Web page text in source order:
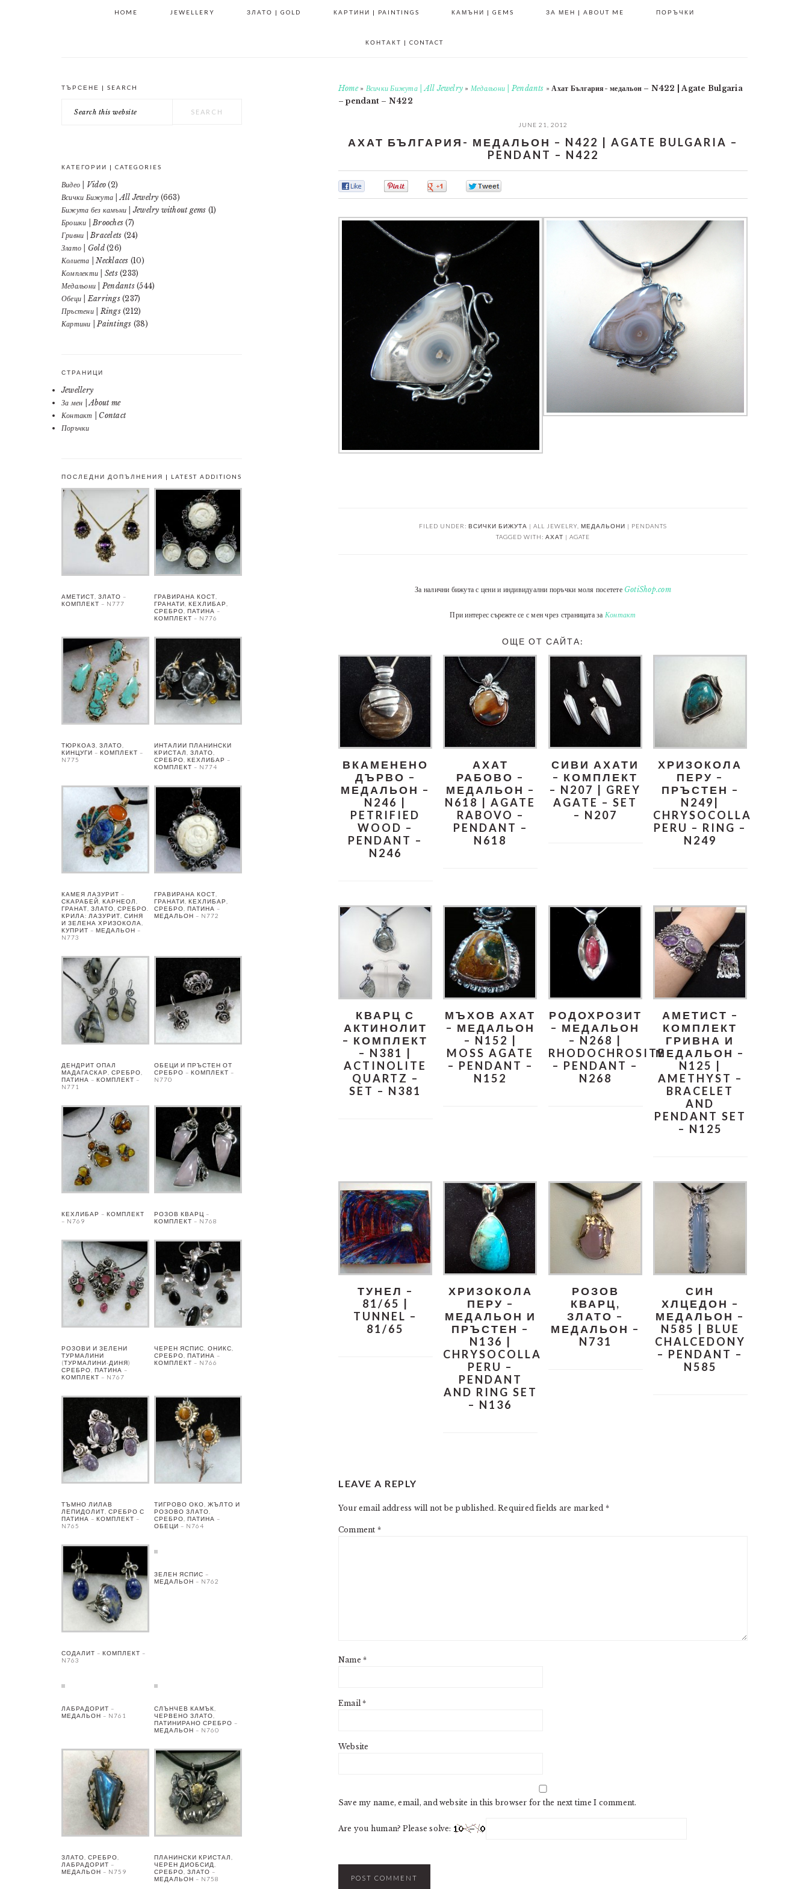
HOME JEWELLERY ЗЛАТО | GOLD КАРТИНИ | PAINTINGS КАМЪНИ | GEMS ЗА МЕН | ABOUT ME ПОРЪЧКИ
КОНТАКТ | CONTACT
Home» Всички Бижута | All Jewelry » Медальони | Pendants »Ахат България- медальон – N422 | Agate Bulgaria
– pendant – N422
JUNE 21, 2012
АХАТ БЪЛГАРИЯ- МЕДАЛЬОН – N422 | AGATE BULGARIA –
PENDANT – N422
FILED UNDER: ВСИЧКИ БИЖУТА | ALL JEWELRY МЕДАЛЬОНИ | PENDANTS
TAGGED WITH: АХАТ | AGATE
За налични бижута с цени и индивидуални поръчки моля посетете GotiShop.com
При интерес сърежте се с мен чрез страницата за Контакт
ОЩЕ ОТ САЙТА:
ВКАМЕНЕНО
ДЪРВО –
МЕДАЛЬОН –
N246 |
PETRIFIED
WOOD –
PENDANT –
N246
АХАТ
РАБОВО –
МЕДАЛЬОН –
N618 | AGATE
RABOVO –
PENDANT –
N618
СИВИ АХАТИ
– КОМПЛЕКТ
– N207 | GREY
AGATE – SET
– N207
ХРИЗОКОЛА
ПЕРУ –
ПРЪСТЕН –
N249|
CHRYSOCOLLA
PERU – RING –
N249
КВАРЦ С
АКТИНОЛИТ
– КОМПЛЕКТ
– N381 |
ACTINOLITE
QUARTZ –
SET – N381
МЪХОВ АХАТ
– МЕДАЛЬОН
– N152 |
MOSS AGATE
– PENDANT –
N152
РОДОХРОЗИТ
– МЕДАЛЬОН
– N268 |
RHODOCHROSITE
– PENDANT –
N268
АМЕТИСТ –
КОМПЛЕКТ
ГРИВНА И
МЕДАЛЬОН –
N125 |
AMETHYST –
BRACELET
AND
PENDANT SET
– N125
ТУНЕЛ –
81/65 |
TUNNEL –
81/65
ХРИЗОКОЛА
ПЕРУ –
МЕДАЛЬОН И
ПРЪСТЕН –
N136 |
CHRYSOCOLLA
PERU –
PENDANT
AND RING SET
– N136
РОЗОВ
КВАРЦ,
ЗЛАТО –
МЕДАЛЬОН –
N731
СИН
ХЛЦЕДОН –
МЕДАЛЬОН –
N585 | BLUE
CHALCEDONY
– PENDANT –
N585
INTERACTIONS
LEAVE A REPLY
Your email address will not be published. Required fields are marked *
Comment *
Name*
Email*
Website
Save my name, email, and website in this browser for the next time I comment.
Are you human? Please solve:
PRIMARY
SIDEBAR
ТЪРСЕНЕ | SEARCH
this
КАТЕГОРИИ | CATEGORIES
Видео | Video (2)
Всички Бижута | All Jewelry (663)
Бижута без камъни | Jewelry without gems (1)
Брошки | Brooches (7)
Гривни | Bracelets (24)
Злато | Gold(26)
Колиета | Necklaces (10)
Комплекти | Sets(233)
Медальони | Pendants(544)
Обеци | Earrings(237)
Пръстени | Rings(212)
Картини | Paintings (38)
СТРАНИЦИ
Jewellery
За мен | About me
Контакт | Contact
Поръчки
ПОСЛЕДНИ ДОПЪЛНЕНИЯ | LATEST ADDITIONS
АМЕТИСТ, ЗЛАТО –
КОМПЛЕКТ – N777
ГРАВИРАНА КОСТ,
ГРАНАТИ, КЕХЛИБАР,
СРЕБРО, ПАТИНА –
КОМПЛЕКТ – N776
ТЮРКОАЗ, ЗЛАТО,
КИНЦУГИ – КОМПЛЕКТ –
N775
ИНТАЛИИ ПЛАНИНСКИ
КРИСТАЛ, ЗЛАТО,
СРЕБРО, КЕХЛИБАР –
КОМПЛЕКТ – N774
КАМЕЯ ЛАЗУРИТ –
СКАРАБЕЙ, КАРНЕОЛ,
ГРАНАТ, ЗЛАТО, СРЕБРО.
КРИЛА: ЛАЗУРИТ, СИНЯ
И ЗЕЛЕНА ХРИЗОКОЛА,
КУПРИТ – МЕДАЛЬОН –
N773
ГРАВИРАНА КОСТ,
ГРАНАТИ, КЕХЛИБАР,
СРЕБРО, ПАТИНА –
МЕДАЛЬОН – N772
ДЕНДРИТ ОПАЛ
МАДАГАСКАР, СРЕБРО,
ПАТИНА – КОМПЛЕКТ –
N771
ОБЕЦИ И ПРЪСТЕН ОТ
СРЕБРО – КОМПЛЕКТ –
N770
КЕХЛИБАР – КОМПЛЕКТ
– N769
РОЗОВ КВАРЦ –
КОМПЛЕКТ – N768
РОЗОВИ И ЗЕЛЕНИ
ТУРМАЛИНИ
(ТУРМАЛИНИ-ДИНЯ)
СРЕБРО, ПАТИНА –
КОМПЛЕКТ – N767
ЧЕРЕН ЯСПИС, ОНИКС,
СРЕБРО, ПАТИНА –
КОМПЛЕКТ – N766
ТЪМНО ЛИЛАВ
ЛЕПИДОЛИТ, СРЕБРО С
ПАТИНА – КОМПЛЕКТ –
N765
ТИГРОВО ОКО, ЖЪЛТО И
РОЗОВО ЗЛАТО,
СРЕБРО, ПАТИНА –
ОБЕЦИ – N764
СОДАЛИТ – КОМПЛЕКТ –
N763
ЗЕЛЕН ЯСПИС –
МЕДАЛЬОН – N762
ЛАБРАДОРИТ –
МЕДАЛЬОН – N761
СЛЪНЧЕВ КАМЪК,
ЧЕРВЕНО ЗЛАТО,
ПАТИНИРАНО СРЕБРО –
МЕДАЛЬОН – N760
ЗЛАТО, СРЕБРО,
ЛАБРАДОРИТ –
МЕДАЛЬОН – N759
ПЛАНИНСКИ КРИСТАЛ,
ЧЕРЕН ДИОБСИД,
СРЕБРО, ЗЛАТО –
МЕДАЛЬОН – N758